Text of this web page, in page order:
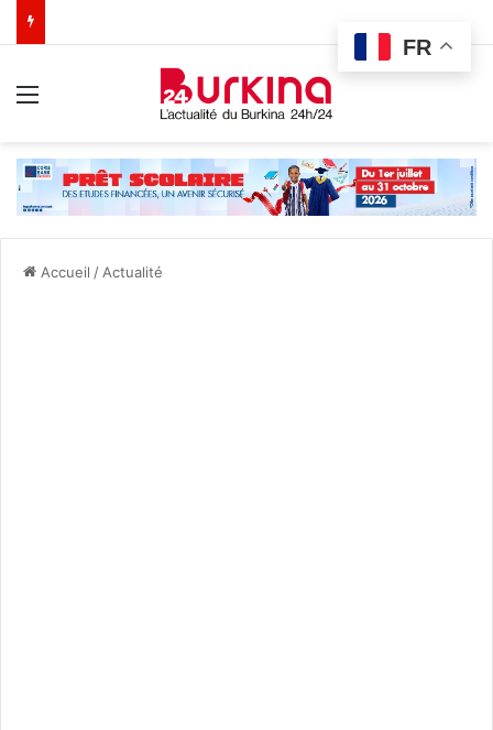
Accueil / Actualité
FR